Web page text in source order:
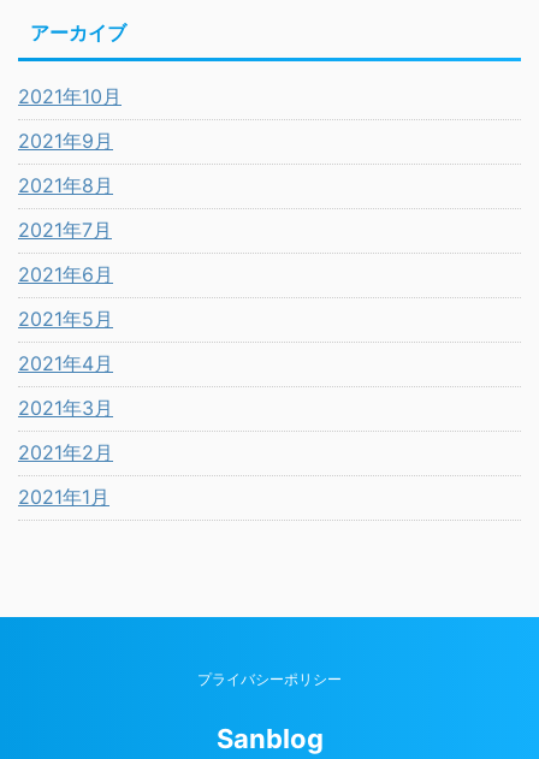
アーカイブ
2021年10月
2021年9月
2021年8月
2021年7月
2021年6月
2021年5月
2021年4月
2021年3月
2021年2月
2021年1月
プライバシーポリシー
Sanblog